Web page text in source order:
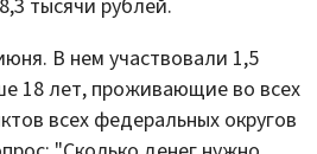
тысячи рублей.
В нем участвовали 1,5
18 лет, проживающие во всех
всех федеральных округов